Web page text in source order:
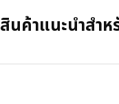
สินค้าแนะนำสำ